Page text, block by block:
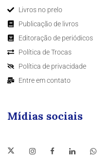
Livros no prelo
Publicação de livros
Editoração de periódicos
Política de Trocas
Política de privacidade
Entre em contato
Mídias sociais